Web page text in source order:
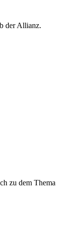
der Allianz.
zu dem Thema